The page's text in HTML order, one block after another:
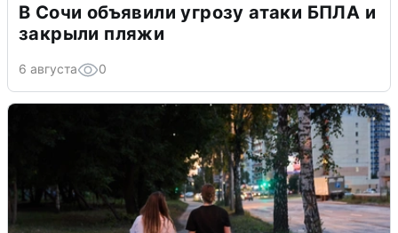
В Сочи объявили угрозу атаки БПЛА и
закрыли пляжи
6 августа 0